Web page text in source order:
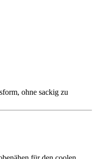
ohne sackig zu